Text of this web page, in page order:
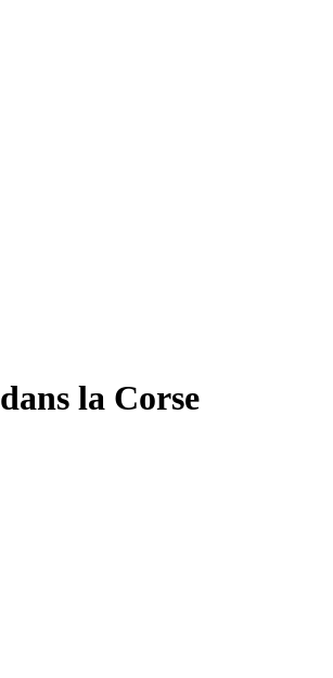
dans la Corse